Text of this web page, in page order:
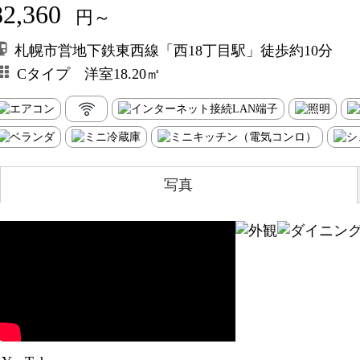
円～
札幌市営地下鉄東西線「西18丁目駅」徒歩約10分
Cタイプ 洋室18.20㎡
写真